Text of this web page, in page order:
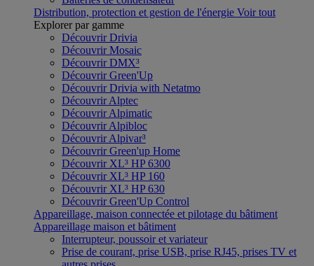
Distribution, protection et gestion de l'énergie Voir tout
Explorer par gamme
Découvrir Drivia
Découvrir Mosaic
Découvrir DMX³
Découvrir Green'Up
Découvrir Drivia with Netatmo
Découvrir Alptec
Découvrir Alpimatic
Découvrir Alpibloc
Découvrir Alpivar³
Découvrir Green'up Home
Découvrir XL³ HP 6300
Découvrir XL³ HP 160
Découvrir XL³ HP 630
Découvrir Green'Up Control
Appareillage, maison connectée et pilotage du bâtiment
Appareillage maison et bâtiment
Interrupteur, poussoir et variateur
Prise de courant, prise USB, prise RJ45, prises TV et